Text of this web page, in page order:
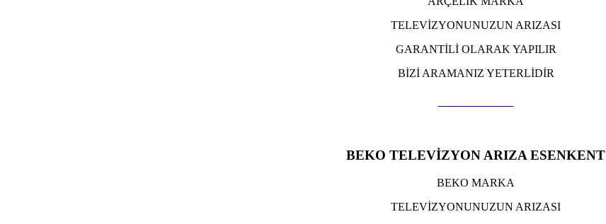
TELEVİZYONUNUZUN ARIZASI
GARANTİLİ OLARAK YAPILIR
BİZİ ARAMANIZ YETERLİDİR
BEKO TELEVİZYON ARIZA ESENKENT
BEKO MARKA
TELEVİZYONUNUZUN ARIZASI